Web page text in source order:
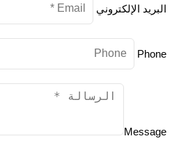
البريد الإلكتروني
Phone
Message